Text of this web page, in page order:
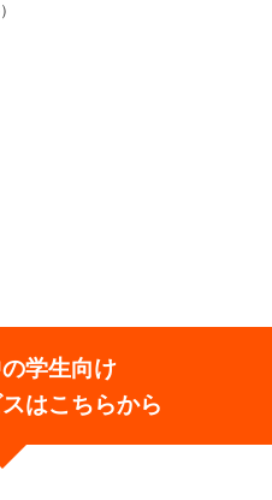
学生向け
はこちらから